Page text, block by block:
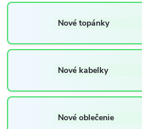
Nové topánky
Nové kabelky
Nové oblečenie